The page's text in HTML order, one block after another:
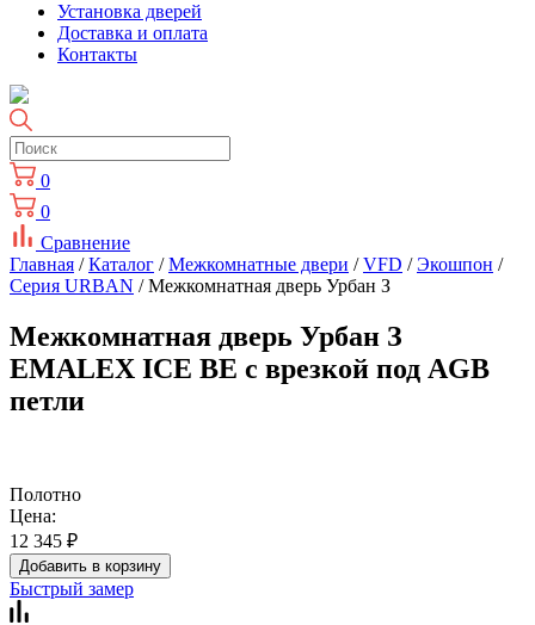
Установка дверей
Доставка и оплата
Контакты
0
0
Сравнение
Главная /Каталог /Межкомнатные двери /VFD /Экошпон /
Серия URBAN / Межкомнатная дверь Урбан З
Межкомнатная дверь Урбан З
EMALEX ICE BE с врезкой под AGB
петли
Полотно
Цена:
12 345 ₽
Добавить в корзину
Быстрый замер